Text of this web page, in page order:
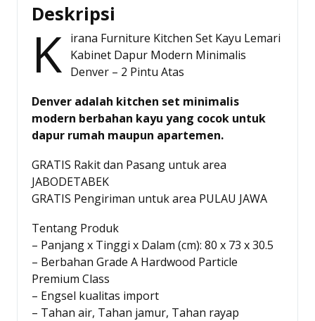
Furniture
Deskripsi
K irana Furniture Kitchen Set Kayu Lemari
Kabinet Dapur Modern Minimalis
Denver – 2 Pintu Atas
Denver adalah kitchen set minimalis
modern berbahan kayu yang cocok untuk
dapur rumah maupun apartemen.
GRATIS Rakit dan Pasang untuk area
JABODETABEK
GRATIS Pengiriman untuk area PULAU JAWA
Tentang Produk
– Panjang x Tinggi x Dalam (cm): 80 x 73 x 30.5
– Berbahan Grade A Hardwood Particle
Premium Class
– Engsel kualitas import
– Tahan air, Tahan jamur, Tahan rayap